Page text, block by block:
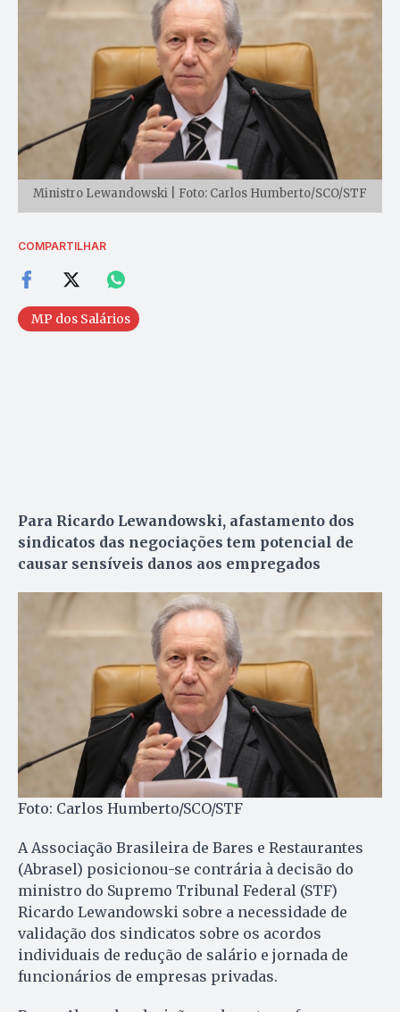
Ministro Lewandowski | Foto: Carlos Humberto/SCO/STF
COMPARTILHAR
MP dos Salários
Para Ricardo Lewandowski, afastamento dos
sindicatos das negociações tem potencial de
causar sensíveis danos aos empregados
Foto: Carlos Humberto/SCO/STF
A Associação Brasileira de Bares e Restaurantes
(Abrasel) posicionou-se contrária à decisão do
ministro do Supremo Tribunal Federal (STF)
Ricardo Lewandowski sobre a necessidade de
validação dos sindicatos sobre os acordos
individuais de redução de salário e jornada de
funcionários de empresas privadas.